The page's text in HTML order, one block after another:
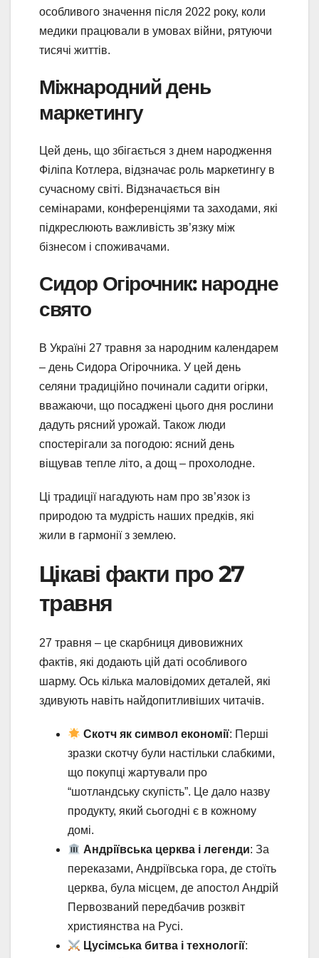
особливого значення після 2022 року, коли
медики працювали в умовах війни, рятуючи
тисячі життів.
Міжнародний день
маркетингу
Цей день, що збігається з днем народження
Філіпа Котлера, відзначає роль маркетингу в
сучасному світі. Відзначається він
семінарами, конференціями та заходами, які
підкреслюють важливість зв’язку між
бізнесом і споживачами.
Сидор Огірочник: народне
свято
В Україні 27 травня за народним календарем
– день Сидора Огірочника. У цей день
селяни традиційно починали садити огірки,
вважаючи, що посаджені цього дня рослини
дадуть рясний урожай. Також люди
спостерігали за погодою: ясний день
віщував тепле літо, а дощ – прохолодне.
Ці традиції нагадують нам про зв’язок із
природою та мудрість наших предків, які
жили в гармонії з землею.
Цікаві факти про 27
травня
27 травня – це скарбниця дивовижних
фактів, які додають цій даті особливого
шарму. Ось кілька маловідомих деталей, які
здивують навіть найдопитливіших читачів.
Скотч як символ економії: Перші
зразки скотчу були настільки слабкими,
що покупці жартували про
“шотландську скупість”. Це дало назву
продукту, який сьогодні є в кожному
домі.
Андріївська церква і легенди: За
переказами, Андріївська гора, де стоїть
церква, була місцем, де апостол Андрій
Первозваний передбачив розквіт
християнства на Русі.
Цусімська битва і технології: